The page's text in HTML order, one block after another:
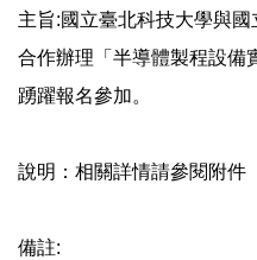
法令規章
主旨:國立臺北科技大學與
合作辦理「半導體製程設備
踴躍報名參加。
說明：相關詳情請參閱附件
備註: